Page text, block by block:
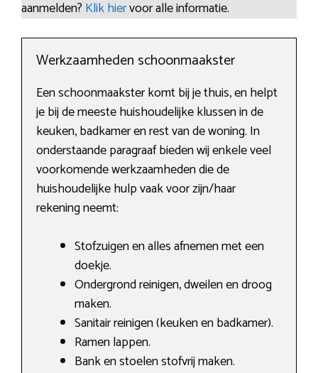
aanmelden? Klik hiervoor alle informatie.
Werkzaamheden schoonmaakster
Een schoonmaakster komt bij je thuis, en helpt
je bij de meeste huishoudelijke klussen in de
keuken, badkamer en rest van de woning. In
onderstaande paragraaf bieden wij enkele veel
voorkomende werkzaamheden die de
huishoudelijke hulp vaak voor zijn/haar
rekening neemt:
Stofzuigen en alles afnemen met een
doekje.
Ondergrond reinigen, dweilen en droog
maken.
Sanitair reinigen (keuken en badkamer).
Ramen lappen.
Bank en stoelen stofvrij maken.